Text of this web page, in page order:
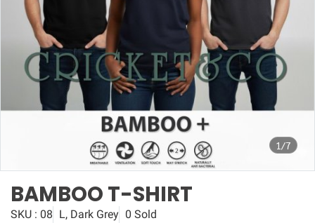
1/7
BAMBOO T-SHIRT
SKU : 08 L, Dark Grey 0 Sold